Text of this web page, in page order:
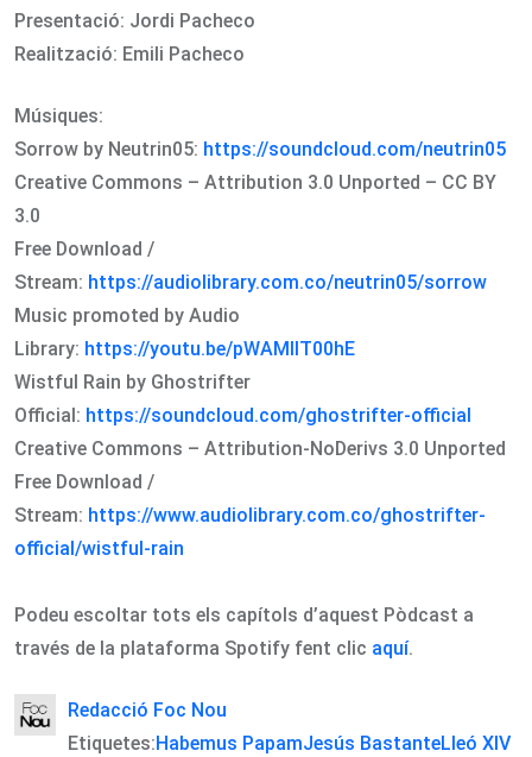
Presentació: Jordi Pacheco
Realització: Emili Pacheco
Músiques:
Sorrow by Neutrin05: https://soundcloud.com/neutrin05
Creative Commons – Attribution 3.0 Unported – CC BY
3.0
Free Download /
Stream: https://audiolibrary.com.co/neutrin05/sorrow
Music promoted by Audio
Library: https://youtu.be/pWAMlIT00hE
Wistful Rain by Ghostrifter
Official: https://soundcloud.com/ghostrifter-official
Creative Commons – Attribution-NoDerivs 3.0 Unported
Free Download /
Stream: https://www.audiolibrary.com.co/ghostrifter-
official/wistful-rain
Podeu escoltar tots els capítols d’aquest Pòdcast a
través de la plataforma Spotify fent clic aquí.
Redacció Foc Nou
Etiquetes:Habemus PapamJesús BastanteLleó XIV